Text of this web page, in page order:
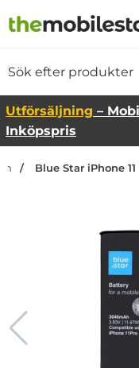
Utförsäljning –
Inköpspris
Blue Star iPhone